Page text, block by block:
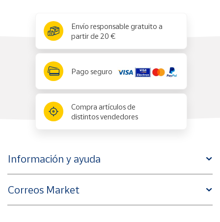
Envío responsable gratuito a
partir de 20 €
Pago seguro
Compra artículos de
distintos vendedores
Información y ayuda
Correos Market